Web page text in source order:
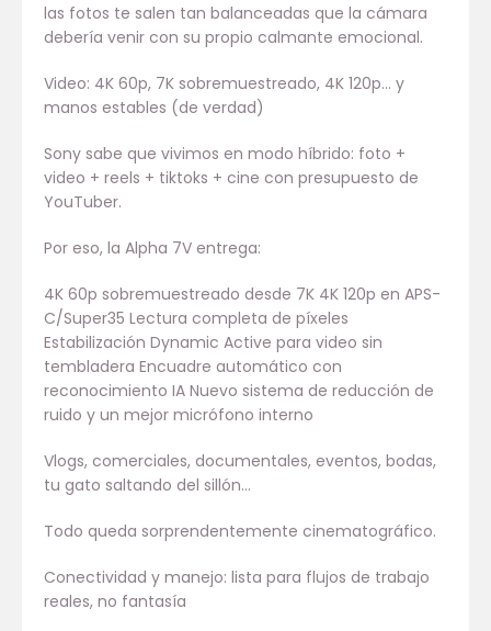
las fotos te salen tan balanceadas que la cámara
debería venir con su propio calmante emocional.
Video: 4K 60p, 7K sobremuestreado, 4K 120p… y
manos estables (de verdad)
Sony sabe que vivimos en modo híbrido: foto +
video + reels + tiktoks + cine con presupuesto de
YouTuber.
Por eso, la Alpha 7V entrega:
4K 60p sobremuestreado desde 7K 4K 120p en APS-
C/Super35 Lectura completa de píxeles
Estabilización Dynamic Active para video sin
tembladera Encuadre automático con
reconocimiento IA Nuevo sistema de reducción de
ruido y un mejor micrófono interno
Vlogs, comerciales, documentales, eventos, bodas,
tu gato saltando del sillón…
Todo queda sorprendentemente cinematográfico.
Conectividad y manejo: lista para flujos de trabajo
reales, no fantasía